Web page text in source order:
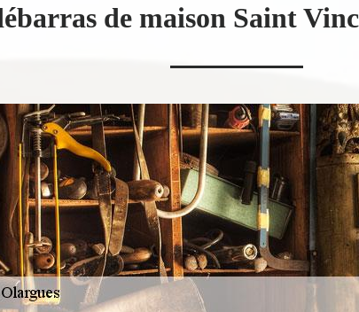
de maison Saint